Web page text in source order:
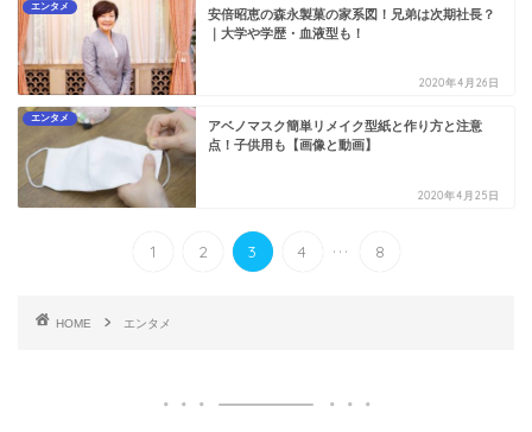
エンタメ
安倍昭恵の森永製菓の家系図！兄弟は次期社長？
｜大学や学歴・血液型も！
2020年4月26日
エンタメ
アベノマスク簡単リメイク型紙と作り方と注意
点！子供用も【画像と動画】
2020年4月25日
1 2 3 4 ... 8
HOME エンタメ